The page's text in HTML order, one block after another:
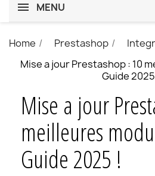
MENU
Home Prestashop
Mise a jour Prestashop : 10
Guide
Mise a jour
meilleures
Guide 2025 !